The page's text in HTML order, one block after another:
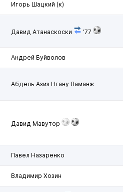
Игорь Шацкий (к)
Давид Атанаскоски '77
Андрей Буйволов
Абдель Азиз Нгану Ламанж
Давид Мавутор
Павел Назаренко
Владимир Хозин